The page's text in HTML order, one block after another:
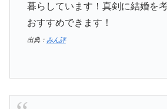
暮らしています！真剣に結婚を
おすすめできます！
出典： みん評